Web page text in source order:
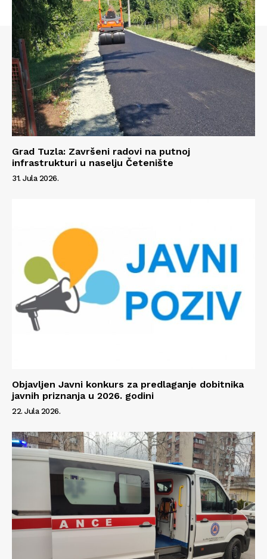
Impressum
Grad Tuzla: Završeni radovi na putnoj
infrastrukturi u naselju Četenište
31. Jula 2026.
Objavljen Javni konkurs za predlaganje dobitnika
javnih priznanja u 2026. godini
22. Jula 2026.